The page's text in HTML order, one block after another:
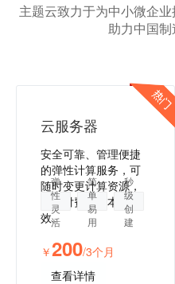
主题云致力于为中小微企
助力中国制
云服务器
安全可靠、管理便捷
的弹性计算服务，可
随时变更计算资源，
按需付费，降本增
效。
弹
性
灵
活
简
单
易
用
秒
级
创
建
￥200/3个月
查看详情